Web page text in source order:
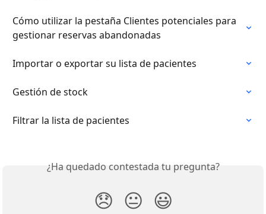
Cómo utilizar la pestaña Clientes potenciales para
gestionar reservas abandonadas
Importar o exportar su lista de pacientes
Gestión de stock
Filtrar la lista de pacientes
¿Ha quedado contestada tu pregunta?
😞 😐 😃